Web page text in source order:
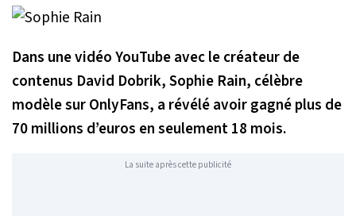
Dans une vidéo YouTube avec le créateur de
contenus David Dobrik, Sophie Rain, célèbre
modèle sur OnlyFans, a révélé avoir gagné plus de
70 millions d’euros en seulement 18 mois.
La suite après cette publicité